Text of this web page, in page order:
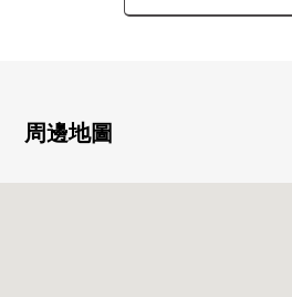
周邊地圖